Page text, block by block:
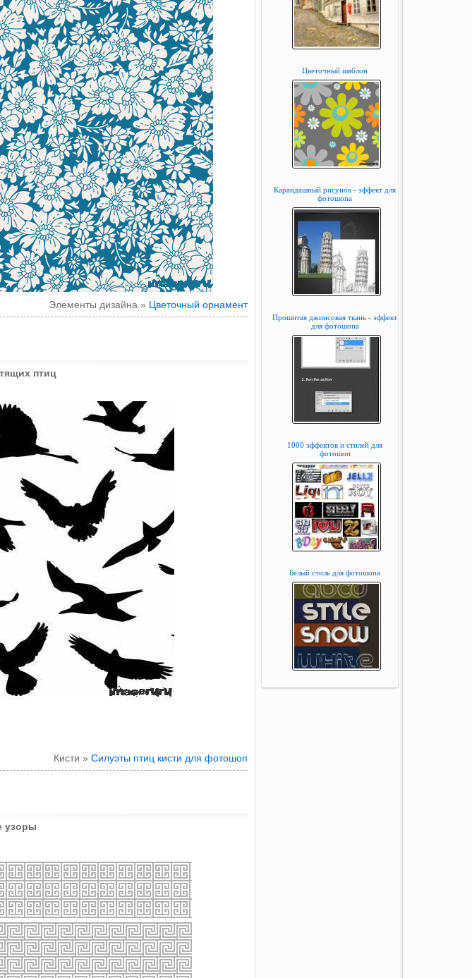
Элементы дизайна » Цветочный орнамент
птиц
Кисти » Силуэты птиц кисти для фотошоп
узоры
Цветочный шаблон
Карандашный рисунок - эффект для
фотошопа
Прошитая джинсовая ткань - эффект
для фотошопа
1000 эффектов и стилей для
фотошоп
Белый стиль для фотошопа